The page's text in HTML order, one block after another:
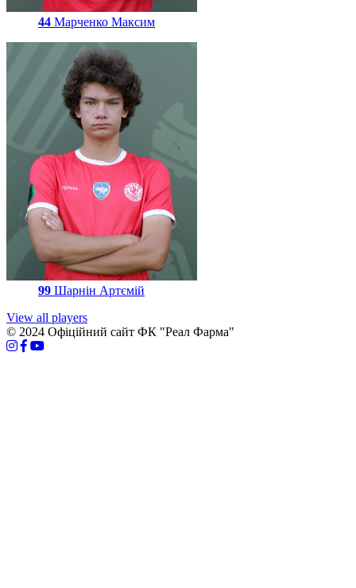
44 Марченко Максим
99 Шарнін Артємій
View all players
© 2024 Офіційний сайт ФК "Реал Фарма"